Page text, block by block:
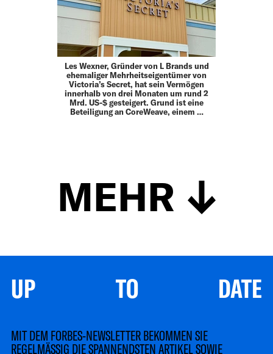
Les Wexner, Gründer von L Brands und
ehemaliger Mehrheitseigentümer von
Victoria’s Secret, hat sein Vermögen
innerhalb von drei Monaten um rund 2
Mrd. US-$ gesteigert. Grund ist eine
Beteiligung an CoreWeave, einem …
MEHR
UP TO DATE
MIT DEM FORBES-NEWSLETTER BEKOMMEN SIE
REGELMÄSSIG DIE SPANNENDSTEN ARTIKEL SOWIE